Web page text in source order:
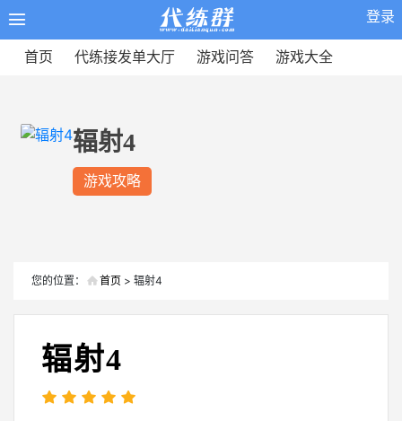
登录
首页 代练接发单大厅 游戏问答 游戏大全
辐射4
游戏攻略
您的位置： 首页 > 辐射4
辐射4